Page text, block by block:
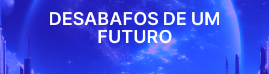
DESABAFOS DE UM
FUTURO